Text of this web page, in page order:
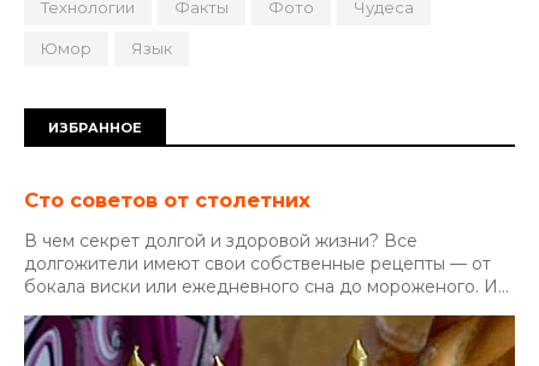
Технологии Факты Фото Чудеса
Юмор Язык
ИЗБРАННОЕ
Сто советов от столетних
В чем секрет долгой и здоровой жизни? Все
долгожители имеют свои собственные рецепты — от
бокала виски или ежедневного сна до мороженого. И...